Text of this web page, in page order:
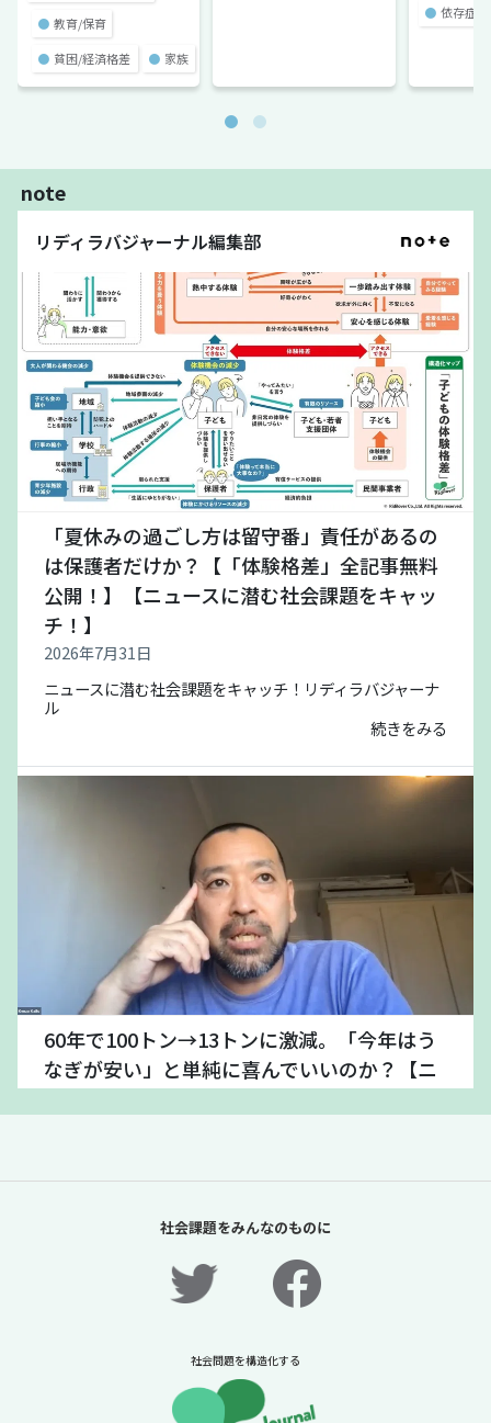
● 教育/保育
● 貧困/経済格差 ● 家族
● 依存症
note
リディラバジャーナル編集部
「夏休みの過ごし方は留守番」責任があるの
は保護者だけか？【「体験格差」全記事無料
公開！】【ニュースに潜む社会課題をキャッ
チ！】
2026年7月31日
ニュースに潜む社会課題をキャッチ！リディラバジャーナ
ル
続きをみる
60年で100トン→13トンに激減。「今年はう
なぎが安い」と単純に喜んでいいのか？【ニ
ュースに潜む社会課題をキャッチ！】
ル
社会課題をみんなのものに
社会問題を構造化する